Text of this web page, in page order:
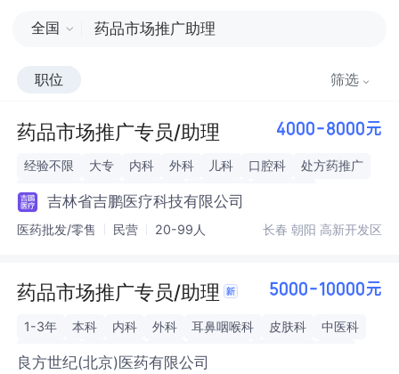
全国
职位 筛选
药品市场推广专员/助理 4000-8000元
经验不限 大专 内科 外科 儿科 口腔科
处方药推广
西药推广
直销 渠道销售 医药代表
耳鼻咽喉科
吉林省吉鹏医疗科技有限公司
医药批发/零售 民营 20-99人 长春 朝阳 高新开发区
药品市场推广专员/助理 5000-10000元
1-3年 本科 内科 外科 耳鼻咽喉科 皮肤科
中医科
良方世纪(北京)医药有限公司